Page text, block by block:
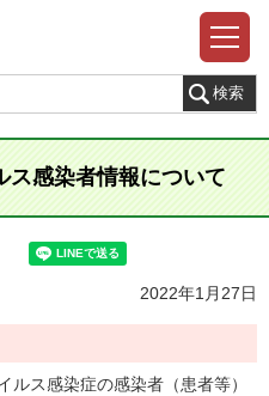
ス感染者情報について
2022年1月27日
ス感染症の感染者（患者等）